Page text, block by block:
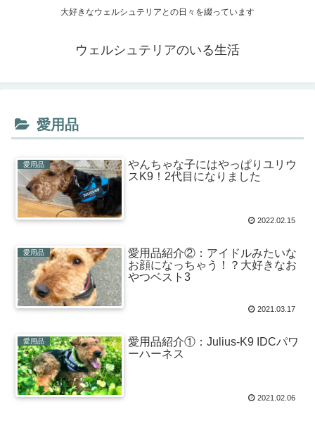
大好きなウェルシュテリアとの日々を綴っています
ウェルシュテリアのいる生活
愛用品
愛用品
やんちゃな子にはやっぱりユリウ
スK9！2代目になりました
2022.02.15
愛用品
愛用品紹介②：アイドルみたいな
お顔になっちゃう！？大好きなお
やつベスト3
2021.03.17
愛用品
愛用品紹介①：Julius-K9 IDCパワ
ーハーネス
2021.02.06